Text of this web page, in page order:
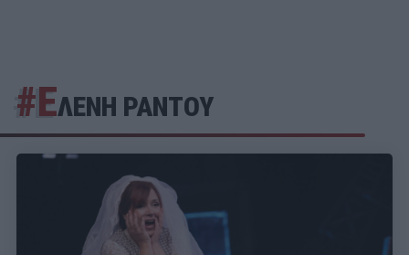
#ΕΛΕΝΗ ΡΑΝΤΟΥ